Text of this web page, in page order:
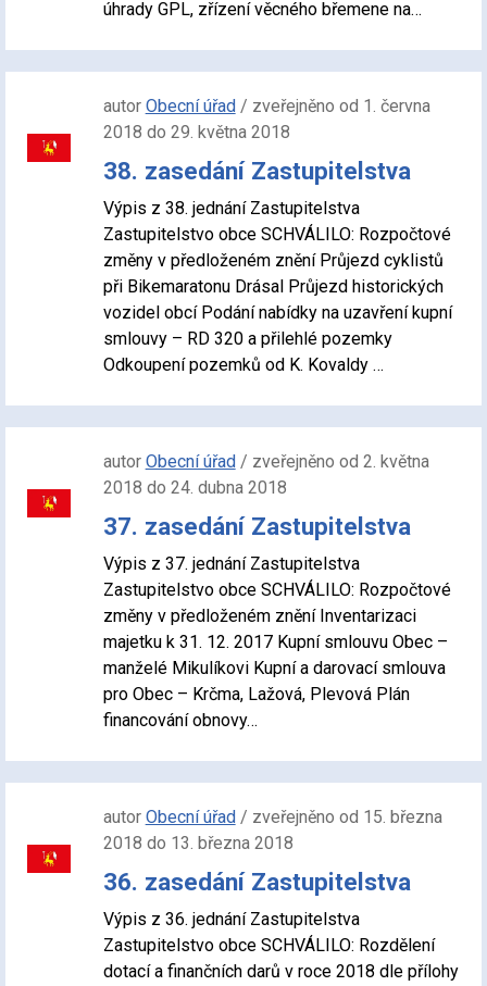
úhrady GPL, zřízení věcného břemene na…
autor Obecní úřad/ zveřejněno od 1. června
2018 do 29. května 2018
38. zasedání Zastupitelstva
Výpis z 38. jednání Zastupitelstva
Zastupitelstvo obce SCHVÁLILO: Rozpočtové
změny v předloženém znění Průjezd cyklistů
při Bikemaratonu Drásal Průjezd historických
vozidel obcí Podání nabídky na uzavření kupní
smlouvy – RD 320 a přilehlé pozemky
Odkoupení pozemků od K. Kovaldy …
autor Obecní úřad/ zveřejněno od 2. května
2018 do 24. dubna 2018
37. zasedání Zastupitelstva
Výpis z 37. jednání Zastupitelstva
Zastupitelstvo obce SCHVÁLILO: Rozpočtové
změny v předloženém znění Inventarizaci
majetku k 31. 12. 2017 Kupní smlouvu Obec –
manželé Mikulíkovi Kupní a darovací smlouva
pro Obec – Krčma, Lažová, Plevová Plán
financování obnovy…
autor Obecní úřad/ zveřejněno od 15. března
2018 do 13. března 2018
36. zasedání Zastupitelstva
Výpis z 36. jednání Zastupitelstva
Zastupitelstvo obce SCHVÁLILO: Rozdělení
dotací a finančních darů v roce 2018 dle přílohy